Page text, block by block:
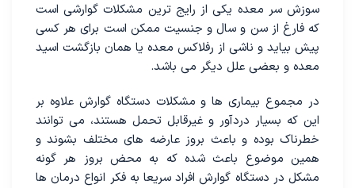
سوزش سر معده یکی از رایج ترین مشکلات گوارشی است
که فارغ از سن و سال و جنسیت ممکن است برای هر کسی
پیش بیاید و ناشی از رفلاکس معده یا همان بازگشت اسید
معده و بعضی علل دیگر می باشد.
در مجموع بیماری ها و مشکلات دستگاه گوارش علاوه بر
این که بسیار درد‌آور و غیرقابل تحمل هستند، می توانند
خطرناک بوده و باعث بروز عارضه های مختلف بشوند و
همین موضوع باعث شده که به محض بروز هر گونه
مشکل در دستگاه گوارش افراد سریعا به فکر انواع درمان ها